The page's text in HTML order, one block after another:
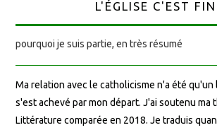
L'ÉGLISE C'EST
pourquoi je suis partie, en très résumé
Ma relation avec le catholicisme n'a été qu'un
s'est achevé par mon départ. J'ai soutenu ma
Littérature comparée en 2018. Je traduis